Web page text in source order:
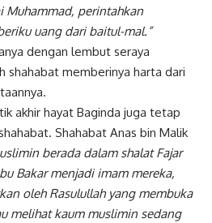
Muhammad, perintahkan
uang dari baitul-mal.”
dengan lembut seraya
shahabat memberinya harta dari
akhir hayat Baginda juga tetap
Shahabat Anas bin Malik
berada dalam shalat Fajar
Bakar menjadi imam mereka,
oleh Rasulullah yang membuka
melihat kaum muslimin sedang